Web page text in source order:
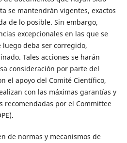
se mantendrán vigentes, exactos
de lo posible. Sin embargo,
excepcionales en las que se
deba ser corregido,
Tales acciones se harán
consideración por parte del
el apoyo del Comité Científico,
con las máximas garantías y
recomendadas por el Committee
de normas y mecanismos de